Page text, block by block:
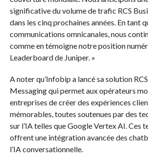
significative du volume de trafic RCS
dans les cinq prochaines années. En tant
communications omnicanales, nous
comme en témoigne notre position
Leaderboard de Juniper. »
A noter qu’Infobip a lancé sa solution
Messaging qui permet aux opérateurs
entreprises de créer des expériences
mémorables, toutes soutenues par des
sur l’IA telles que Google Vertex AI. Ces
offrent une intégration avancée des
l’IA conversationnelle.